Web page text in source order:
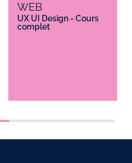
WEB
UX UI Design - Cours
complet